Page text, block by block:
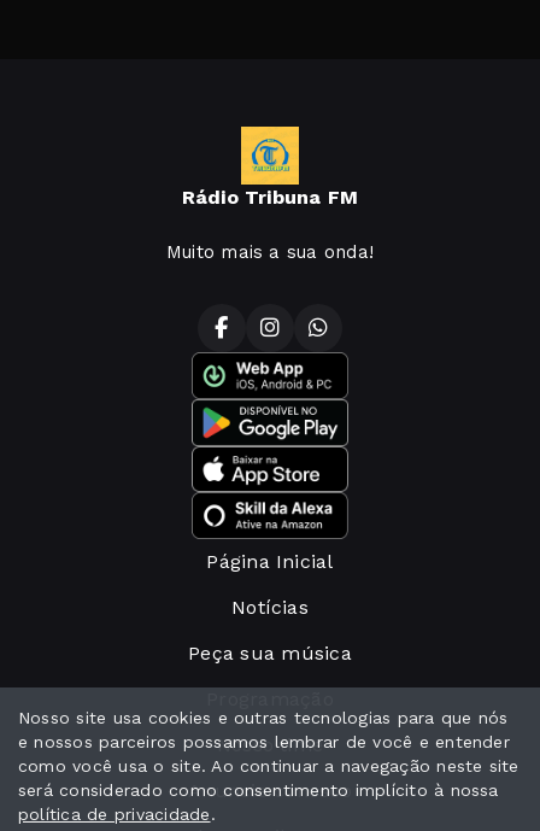
Rádio Tribuna FM
Muito mais a sua onda!
Página Inicial
Notícias
Peça sua música
Nosso time
Anuncie conosco
Nosso site usa cookies e outras tecnologias para que nós
e nossos parceiros possamos lembrar de você e entender
como você usa o site. Ao continuar a navegação neste site
será considerado como consentimento implícito à nossa
política de privacidade.